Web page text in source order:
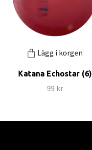
Lägg i korgen
Katana Echostar (6)
99 kr